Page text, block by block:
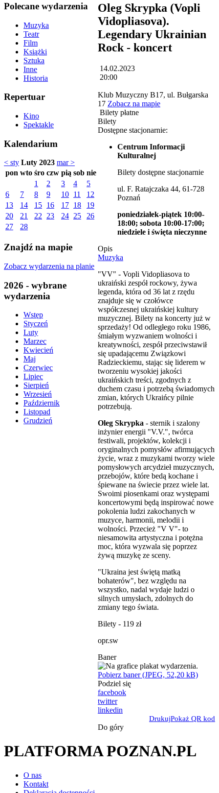
Polecane wydarzenia
Muzyka
Teatr
Film
Książki
Sztuka
Inne
Historia
Repertuar
Kino
Spektakle
Kalendarium
< sty Luty 2023 mar >
pon wto śro czw pią sob nie
1
2 3 4
5
6
7 8 9 10 11
12
13
14 15 16 17 18
19
20
21 22 23 24 25
26
27
28
Znajdź na mapie
Zobacz wydarzenia na planie
2026 - wybrane
wydarzenia
Wstęp
Styczeń
Luty
Marzec
Kwiecień
Maj
Czerwiec
Lipiec
Sierpień
Wrzesień
Październik
Listopad
Grudzień
Oleg Skrypka (Vopli
Vidopliasova).
Legendary Ukrainian
Rock - koncert
14.02.2023
20:00
Klub Muzyczny B17, ul. Bułgarska
17 Zobacz na mapie
Bilety płatne
Bilety
Dostępne stacjonarnie:
Centrum Informacji
Kulturalnej
Bilety dostępne stacjonarnie
ul. F. Ratajczaka 44, 61-728
Poznań
poniedziałek-piątek 10:00-
18:00; sobota 10:00-17:00;
niedziele i święta nieczynne
Opis
Muzyka
"VV" - Vopli Vidopliasova to
ukraiński zespół rockowy, żywa
legenda, która od 36 lat z rzędu
znajduje się w czołówce
współczesnej ukraińskiej kultury
muzycznej. Bilety na koncerty już w
sprzedaży! Od odległego roku 1986,
śmiałym wyzwaniem wolności i
kreatywności, zespół przeciwstawił
się upadającemu Związkowi
Radzieckiemu, stając się liderem w
tworzeniu wysokiej jakości
ukraińskich treści, zgodnych z
duchem czasu i potrzebą świadomych
zmian, których Ukraińcy pilnie
potrzebują.
Oleg Skrypka - sternik i szalony
inżynier energii "V.V.", twórca
festiwali, projektów, kolekcji i
oryginalnych pomysłów afirmujących
życie, wraz z muzykami tworzy wiele
pomysłowych arcydzieł muzycznych,
przebojów, które bedą kochane i
śpiewane na świecie przez wiele lat.
Swoimi piosenkami oraz występami
koncertowymi będą inspirować nowe
pokolenia ludzi zakochanych w
muzyce, harmonii, melodii i
wolności. Przecież "V V"- to
niesamowita artystyczna i potężna
moc, która wyzwala się poprzez
żywą muzykę ze sceny.
"Ukraina jest świętą matką
bohaterów", bez względu na
wszystko, nadal wydaje ludzi o
silnych umysłach, zdolnych do
zmiany tego świata.
Bilety - 119 zł
opr.sw
Baner
Pobierz baner (JPEG, 52,20 kB)
Podziel się
facebook
twitter
linkedin
DrukujPokaż QR kod
Do góry
PLATFORMA POZNAN.PL
O nas
Kontakt